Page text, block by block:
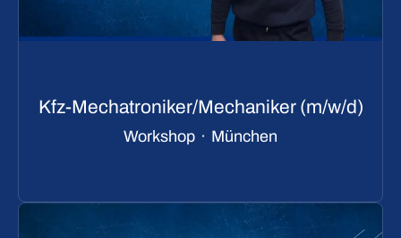
Kfz-Mechatroniker/Mechaniker (m/w/d)
Workshop · München